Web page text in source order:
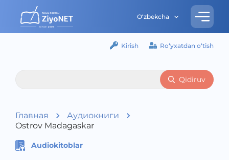
O‘zbekcha
Kirish Ro‘yxatdan o‘tish
Qidiruv
Главная
Аудиокниги
Ostrov Madagaskar
Audiokitoblar